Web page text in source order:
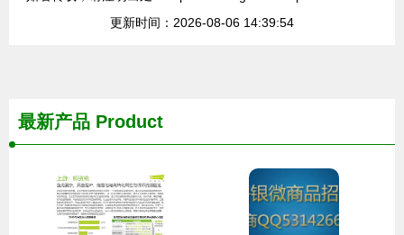
更新时间：2026-08-06 14:39:54
最新产品 Product